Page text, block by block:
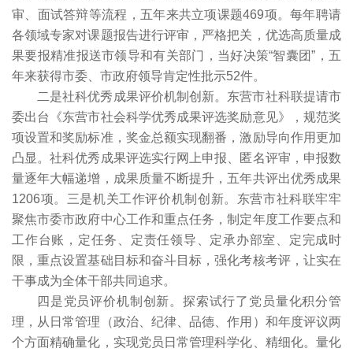
审、面试答辩等流程，五年来共立项课题469项。每年聘请
各领域专家对课题报告进行评审，严格把关，优选高质量成
果要报精准报送市领导和有关部门，当好决策“智囊团”，五
年来获得市委、市政府领导肯定性批示52件。
二是社科优秀成果评价机制创新。东营市社科联提请市
委出台《东营市社会科学优秀成果评选奖励意见》，规范奖
项设置和奖励标准，奖金总额实现翻番，激励导向作用更加
凸显。社科优秀成果评选实行网上申报、匿名评审，申报数
量逐年大幅递增，成果质量不断提升，五年共评出优秀成果
1206项。三是机关工作评价机制创新。东营市社科联牢牢
聚焦市委市政府中心工作和重点任务，制定年度工作要点和
工作台账，定任务、定责任领导、定承办部室、定完成时
限，重点设置基础目标和奋斗目标，强化考核考评，让实在
干事成为全体干部共同追求。
四是党员评价机制创新。探索试行了党员量化积分管
理，从日常管理（政治、纪律、品德、作用）和年度评议两
个方面精确量化，实现党员日常管理科学化、精细化。量化